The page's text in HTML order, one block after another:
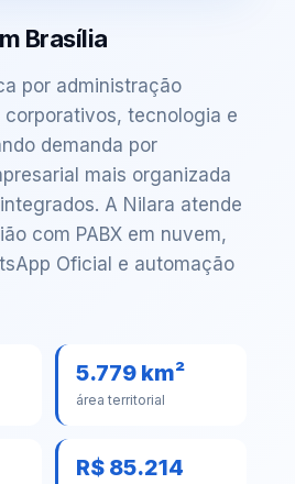
Brasília
por administração
tecnologia e
demanda por
mais organizada
A Nilara atende
com PABX em nuvem,
Oficial e automação
5.779 km²
área territorial
R$ 85.214